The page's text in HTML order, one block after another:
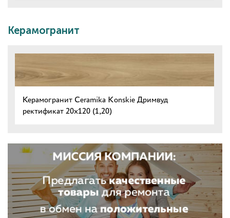
Керамогранит
Керамогранит Ceramika Konskie Дримвуд
ректификат 20x120 (1,20)